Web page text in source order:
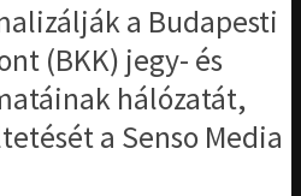
a Budapesti
(BKK) jegy- és
hálózatát,
a Senso Media